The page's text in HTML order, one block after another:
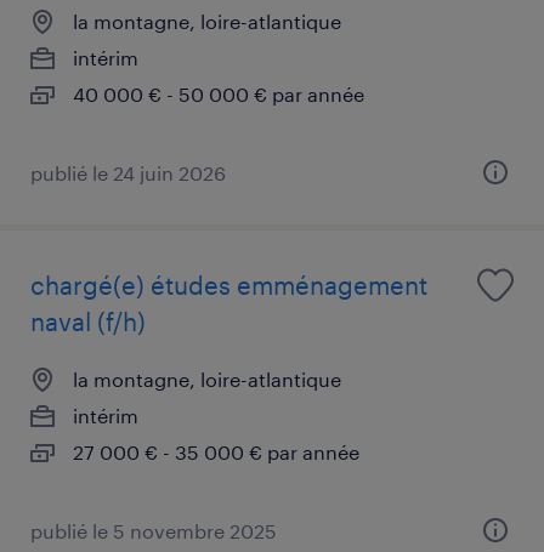
la montagne, loire-atlantique
intérim
40 000 € - 50 000 € par année
publié le 24 juin 2026
chargé(e) études emménagement
naval (f/h)
la montagne, loire-atlantique
intérim
27 000 € - 35 000 € par année
publié le 5 novembre 2025